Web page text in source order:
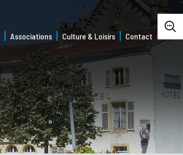
Associations Culture & Loisirs Contact